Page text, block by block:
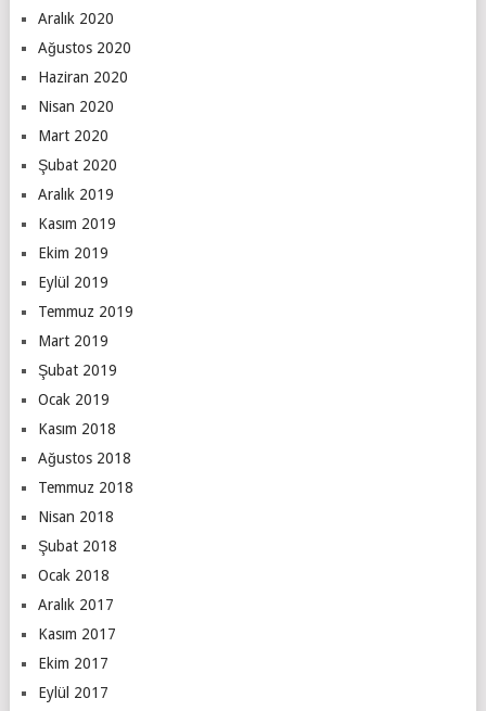
Aralık 2020
Ağustos 2020
Haziran 2020
Nisan 2020
Mart 2020
Şubat 2020
Aralık 2019
Kasım 2019
Ekim 2019
Eylül 2019
Temmuz 2019
Mart 2019
Şubat 2019
Ocak 2019
Kasım 2018
Ağustos 2018
Temmuz 2018
Nisan 2018
Şubat 2018
Ocak 2018
Aralık 2017
Kasım 2017
Ekim 2017
Eylül 2017